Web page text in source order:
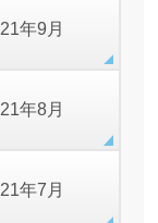
年9月
年8月
年7月